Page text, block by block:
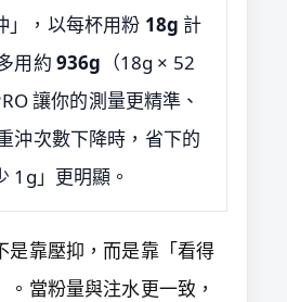
」，以每杯用粉 18g 計
用約 936g （18g × 52
讓你的測量更精準、
沖次數下降時，省下的
1g」更明顯。
是靠壓抑，而是靠「看得
。當粉量與注水更一致，